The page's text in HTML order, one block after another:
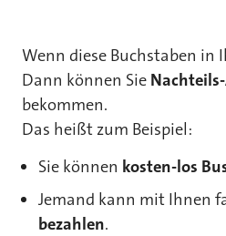
Wenn diese Buchstaben in
Dann können Sie
bekommen.
Das heißt zum Beispiel:
Sie können kosten-los
Jemand kann mit Ihnen
bezahlen.